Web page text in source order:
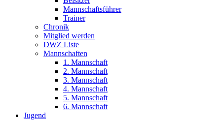
Mannschaftsführer
Trainer
Chronik
Mitglied werden
DWZ Liste
Mannschaften
1. Mannschaft
2. Mannschaft
3. Mannschaft
4. Mannschaft
5. Mannschaft
6. Mannschaft
Jugend